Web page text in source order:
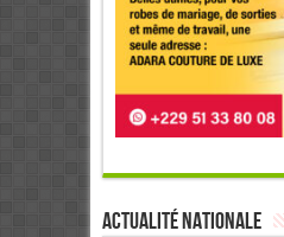
Actualité Nationale